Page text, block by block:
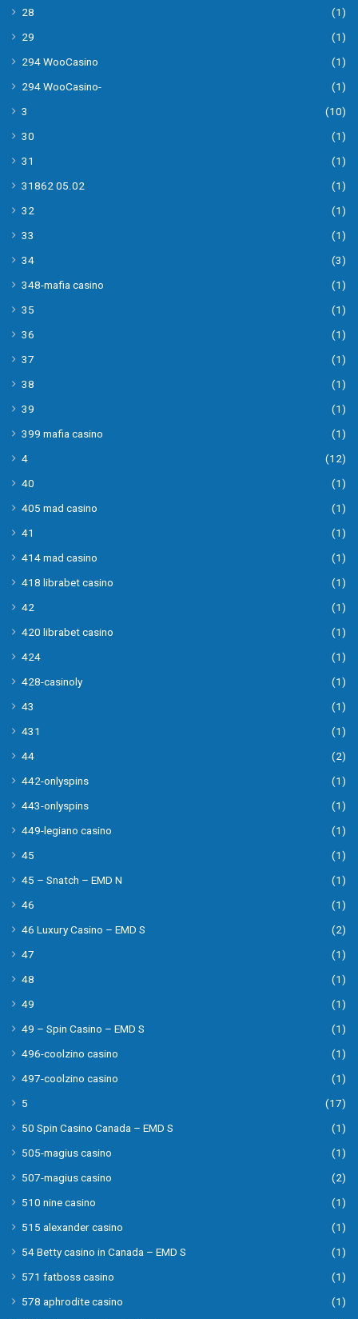
28
(1)
29
(1)
294 WooCasino
(1)
294 WooCasino-
(1)
3
(10)
30
(1)
31
(1)
31862 05.02
(1)
32
(1)
33
(1)
34
(3)
348-mafia casino
(1)
35
(1)
36
(1)
37
(1)
38
(1)
39
(1)
399 mafia casino
(1)
4
(12)
40
(1)
405 mad casino
(1)
41
(1)
414 mad casino
(1)
418 librabet casino
(1)
42
(1)
420 librabet casino
(1)
424
(1)
428-casinoly
(1)
43
(1)
431
(1)
44
(2)
442-onlyspins
(1)
443-onlyspins
(1)
449-legiano casino
(1)
45
(1)
45 – Snatch – EMD N
(1)
46
(1)
46 Luxury Casino – EMD S
(2)
47
(1)
48
(1)
49
(1)
49 – Spin Casino – EMD S
(1)
496-coolzino casino
(1)
497-coolzino casino
(1)
5
(17)
50 Spin Casino Canada – EMD S
(1)
505-magius casino
(1)
507-magius casino
(2)
510 nine casino
(1)
515 alexander casino
(1)
54 Betty casino in Canada – EMD S
(1)
571 fatboss casino
(1)
578 aphrodite casino
(1)